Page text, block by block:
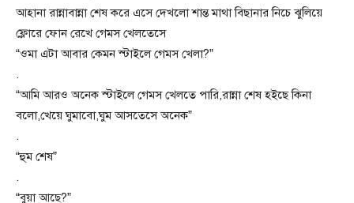
আহানা রান্নাবান্না শেষ করে এসে দেখলো শান্ত মাথা বিছানার নিচে ঝুলিয়ে
ফ্লোরে ফোন রেখে গেমস খেলতেসে
“ওমা এটা আবার কেমন স্টাইলে গেমস খেলা?”
.
“আমি আরও অনেক স্টাইলে গেমস খেলতে পারি,রান্না শেষ হইছে কিনা
বলো,খেয়ে ঘুমাবো,ঘুম আসতেসে অনেক”
.
“হুম শেষ”
.
“বুয়া আছে?”